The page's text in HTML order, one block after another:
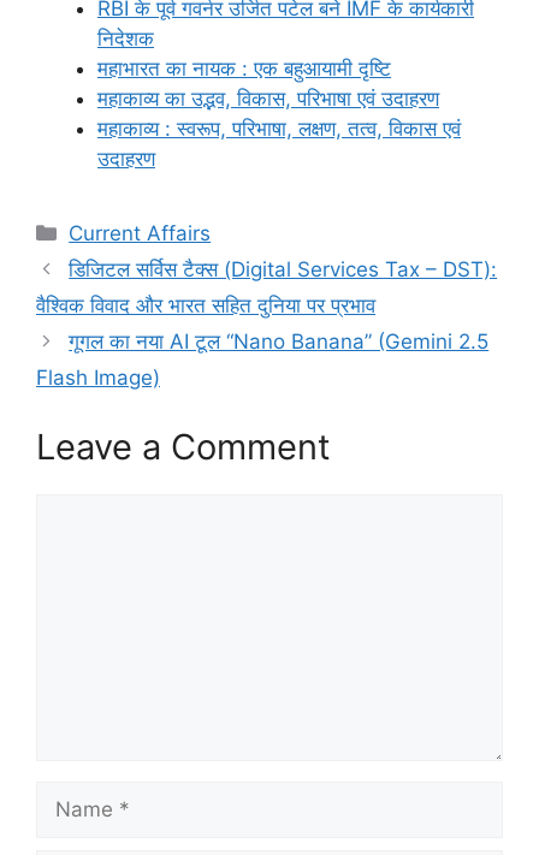
RBI के पूर्व गवर्नर उर्जित पटेल बने IMF के कार्यकारी
निदेशक
महाभारत का नायक : एक बहुआयामी दृष्टि
महाकाव्य का उद्भव, विकास, परिभाषा एवं उदाहरण
महाकाव्य : स्वरूप, परिभाषा, लक्षण, तत्व, विकास एवं
उदाहरण
Categories
Current Affairs
डिजिटल सर्विस टैक्स (Digital Services Tax – DST):
वैश्विक विवाद और भारत सहित दुनिया पर प्रभाव
गूगल का नया AI टूल “Nano Banana” (Gemini 2.5
Flash Image)
Leave a Comment